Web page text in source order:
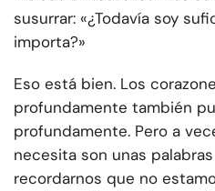
susurrar: «¿Todavía soy
importa?»
Eso está bien. Los
profundamente también
profundamente. Pero a
necesita son unas
recordarnos que no